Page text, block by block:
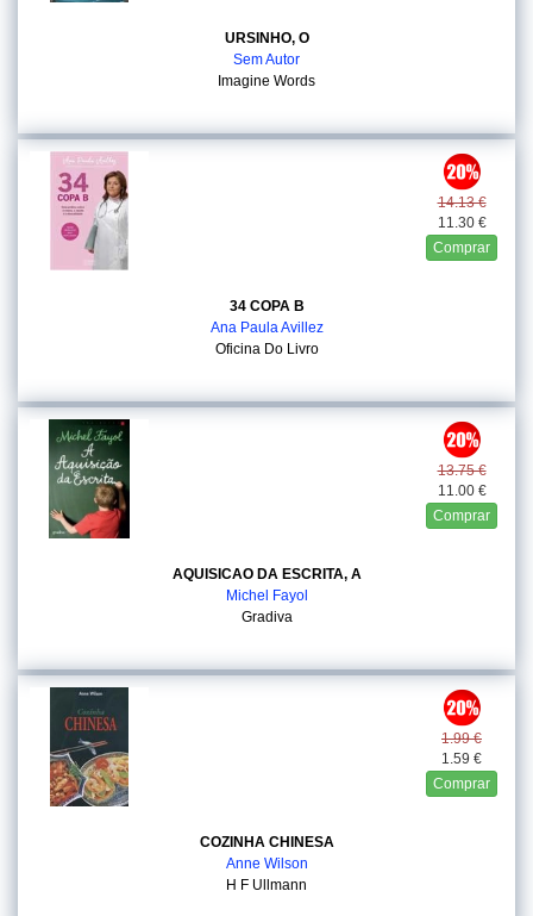
URSINHO, O
Sem Autor
Imagine Words
14.13 €
11.30 €
Comprar
34 COPA B
Ana Paula Avillez
Oficina Do Livro
13.75 €
11.00 €
Comprar
AQUISICAO DA ESCRITA, A
Michel Fayol
Gradiva
1.99 €
1.59 €
Comprar
COZINHA CHINESA
Anne Wilson
H F Ullmann